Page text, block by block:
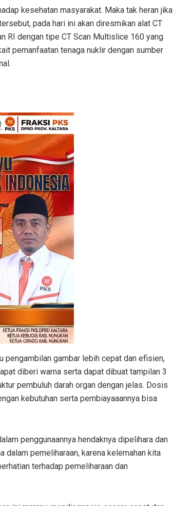
kesehatan masyarakat. Maka tak heran jika
pada hari ini akan diresmikan alat CT
RI dengan tipe CT Scan Multislice 160 yang
pemanfaatan tenaga nuklir dengan sumber
gambar lebih cepat dan efisien,
diberi warna serta dapat dibuat tampilan 3
pembuluh darah organ dengan jelas. Dosis
kebutuhan serta pembiayaaannya bisa
penggunaannya hendaknya dipelihara dan
pemeliharaan, karena kelemahan kita
terhadap pemeliharaan dan